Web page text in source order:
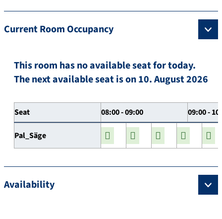
Current Room Occupancy
This room has no available seat for today.
The next available seat is on 10. August 2026
Seat 08:00 - 09:00 09:00 -
Pal_Säge
Availability